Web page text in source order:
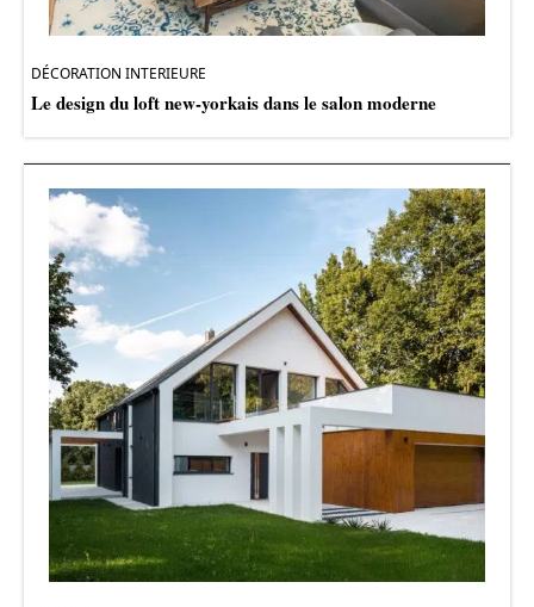
DÉCORATION INTERIEURE
Le design du loft new-yorkais dans le salon moderne